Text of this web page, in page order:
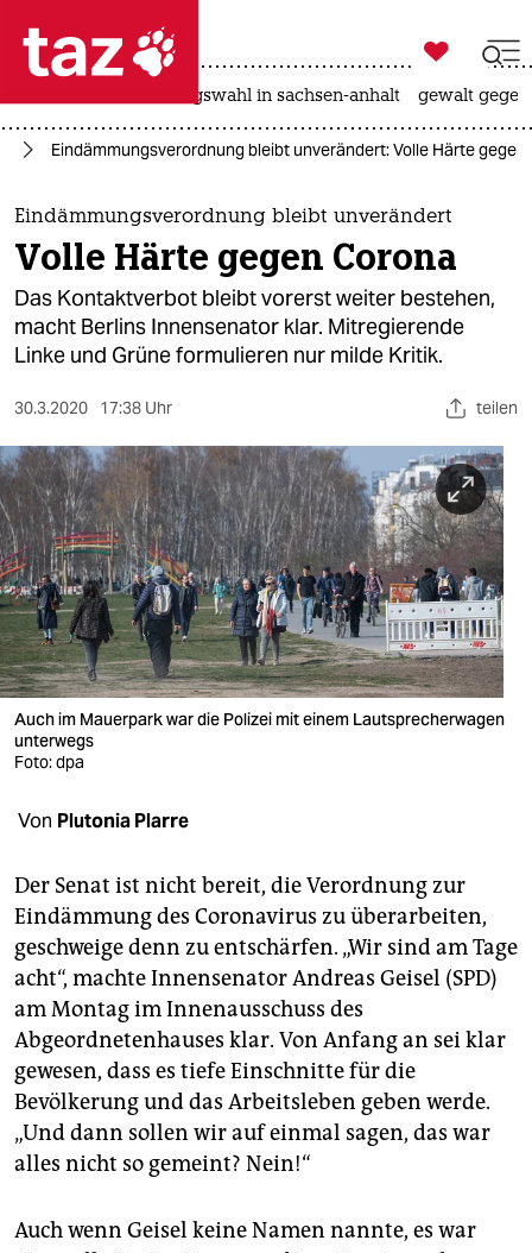
 taz zahl ich
taz zahl ich
themen
politik
öko
sport
berlin
nord
wahrheit
verlag
verlag
shop
fragen & hilfe
unterstützen
abo
genossenschaft
epaper login

taz zahl ich
landtagswahl in sachsen-anhalt gewalt
Eindämmungsverordnung bleibt unverändert: Volle Härte gegen
Eindämmungsverordnung bleibt unverändert
Volle Härte gegen Corona
Das Kontaktverbot bleibt vorerst weiter bestehen,
macht Berlins Innensenator klar. Mitregierende
Linke und Grüne formulieren nur milde Kritik.
30.3.2020 17:38 Uhr teilen
Auch im Mauerpark war die Polizei mit einem Lautsprecherwagen
unterwegs
Foto: dpa
Von Plutonia Plarre
Der Senat ist nicht bereit, die Verordnung zur
Eindämmung des Coronavirus zu überarbeiten,
geschweige denn zu entschärfen. „Wir sind am Tage
acht“, machte Innensenator Andreas Geisel (SPD)
am Montag im Innenausschuss des
Abgeordnetenhauses klar. Von Anfang an sei klar
gewesen, dass es tiefe Einschnitte für die
Bevölkerung und das Arbeitsleben geben werde.
„Und dann sollen wir auf einmal sagen, das war
alles nicht so gemeint? Nein!“
Auch wenn Geisel keine Namen nannte, es war